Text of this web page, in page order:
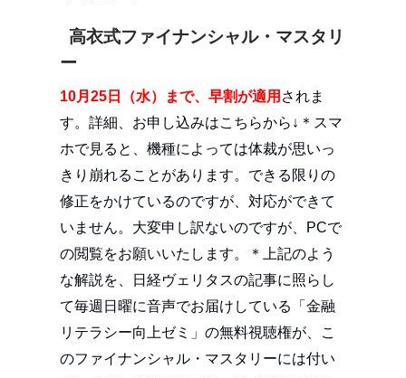
高衣式ファイナンシャル・マスタリ
ー
10月25日（水）まで、早割が適用 されま
す。詳細、お申し込みはこちらから↓＊スマ
ホで見ると、機種によっては体裁が思いっ
きり崩れることがあります。できる限りの
修正をかけているのですが、対応ができて
いません。大変申し訳ないのですが、PCで
の閲覧をお願いいたします。＊上記のよう
な解説を、日経ヴェリタスの記事に照らし
て毎週日曜に音声でお届けしている「金融
リテラシー向上ゼミ」の無料視聴権が、こ
のファイナンシャル・マスタリーには付い